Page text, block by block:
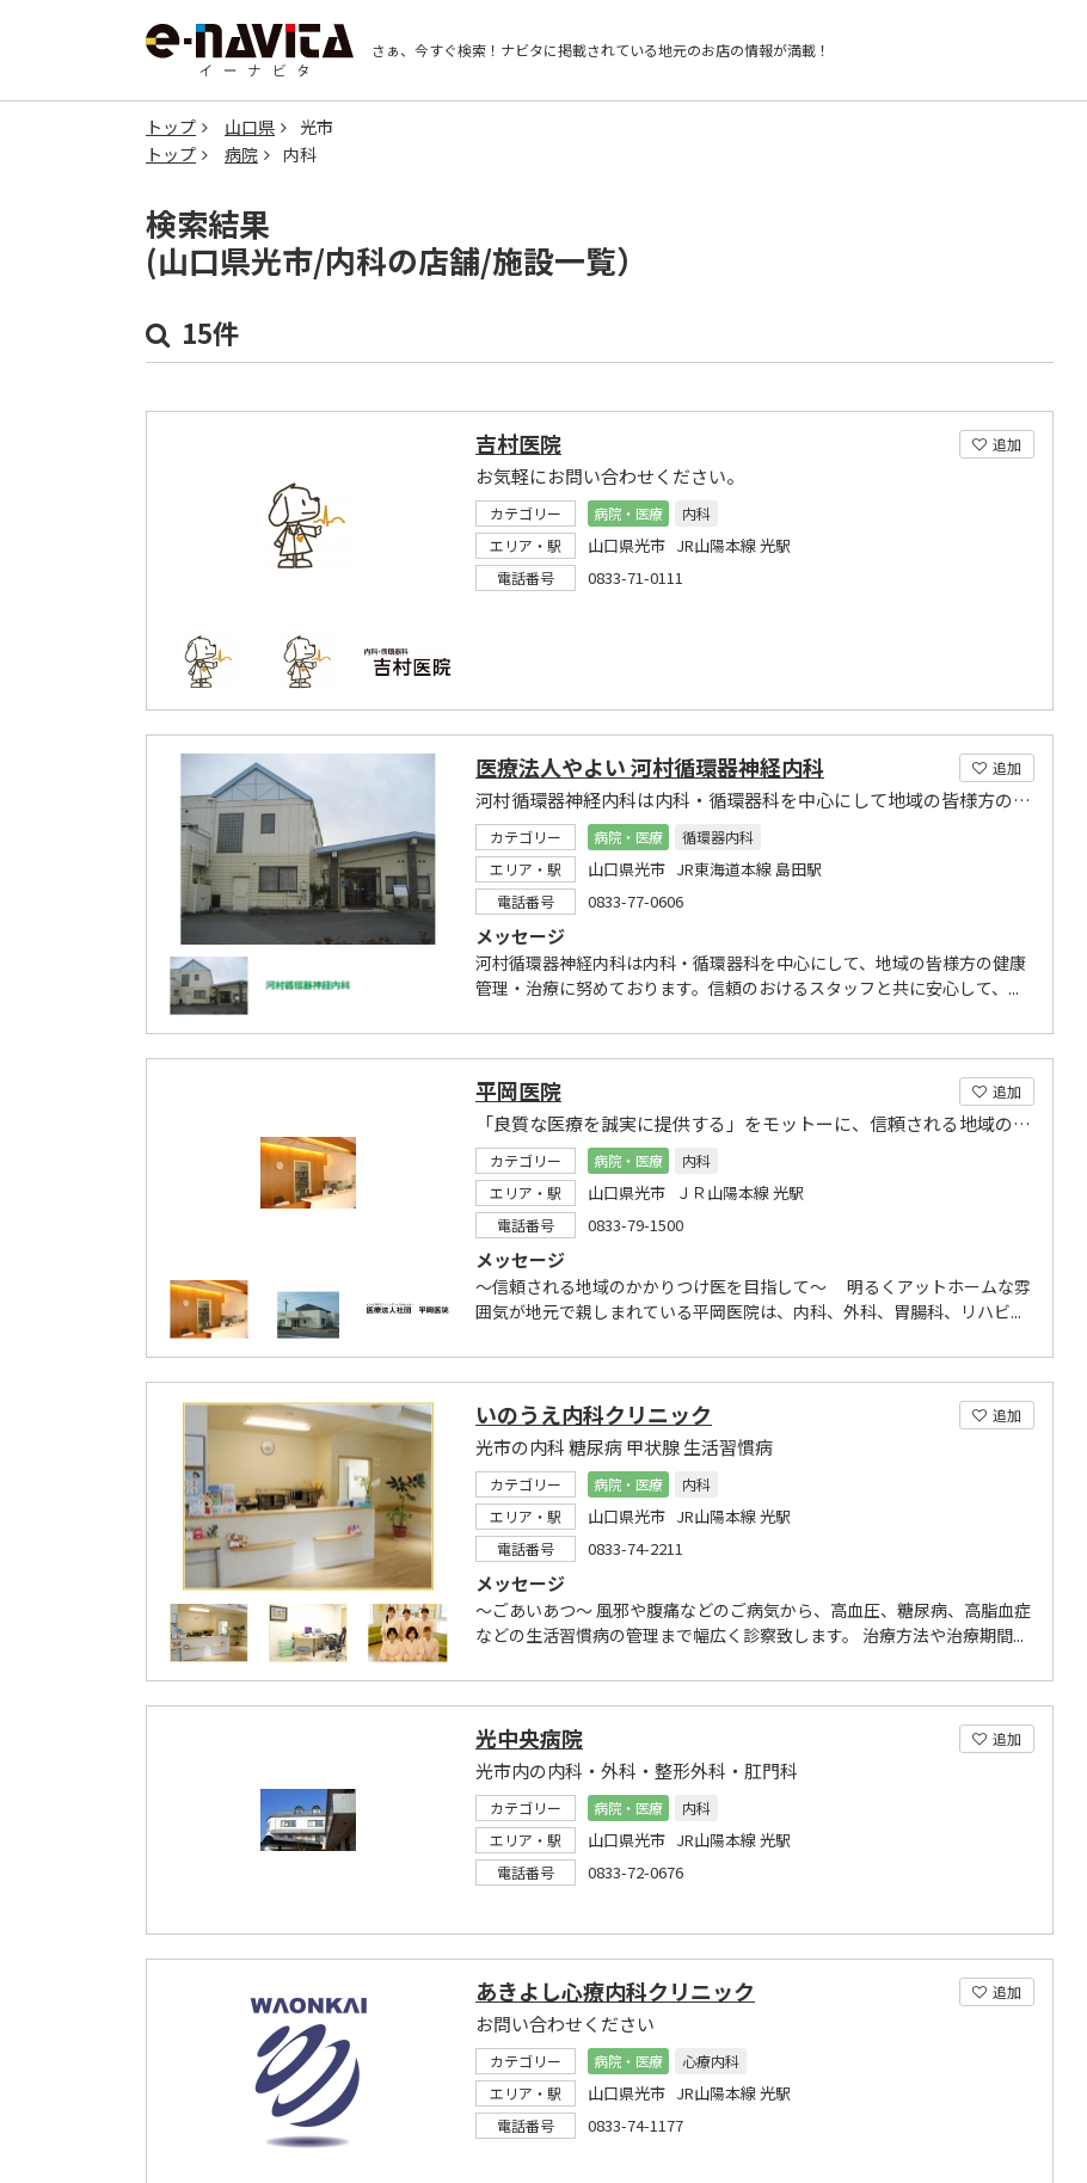
さぁ、今すぐ検索！ ナビタに掲載されている地元のお店の情報が満載！
トップ 山口県
光市
トップ
病院 内科
検索結果
(山口県光市/内科の店舗/施設一覧）
15件
追加
吉村医院
お気軽にお問い合わせください。
カテゴリー 病院・医療
内科
エリア・駅
山口県光市 JR山陽本線 光駅
電話番号 0833-71-0111
追加
医療法人やよい 河村循環器神経内科
河村循環器神経内科は内科・循環器科を中心にして地域の皆様方の健康管理・治療に努めております
カテゴリー 病院・医療
循環器内科
エリア・駅
山口県光市 JR東海道本線 島田駅
電話番号 0833-77-0606
メッセージ
河村循環器神経内科は内科・循環器科を中心にして、地域の皆様方の健康
管理・治療に努めております。信頼のおけるスタッフと共に安心して、...
追加
平岡医院
「良質な医療を誠実に提供する」をモットーに、信頼される地域のかかりつけ医を目指しています。
カテゴリー 病院・医療
内科
エリア・駅
山口県光市 ＪＲ山陽本線 光駅
電話番号 0833-79-1500
メッセージ
～信頼される地域のかかりつけ医を目指して～ 明るくアットホームな雰
囲気が地元で親しまれている平岡医院は、内科、外科、胃腸科、リハビ...
追加
いのうえ内科クリニック
光市の内科 糖尿病 甲状腺 生活習慣病
カテゴリー 病院・医療
内科
エリア・駅
山口県光市 JR山陽本線 光駅
電話番号 0833-74-2211
メッセージ
～ごあいあつ～ 風邪や腹痛などのご病気から、高血圧、糖尿病、高脂血症
などの生活習慣病の管理まで幅広く診察致します。 治療方法や治療期間...
追加
光中央病院
光市内の内科・外科・整形外科・肛門科
カテゴリー 病院・医療
内科
エリア・駅
山口県光市 JR山陽本線 光駅
電話番号 0833-72-0676
追加
あきよし心療内科クリニック
お問い合わせください
カテゴリー 病院・医療
心療内科
エリア・駅
山口県光市 JR山陽本線 光駅
電話番号 0833-74-1177